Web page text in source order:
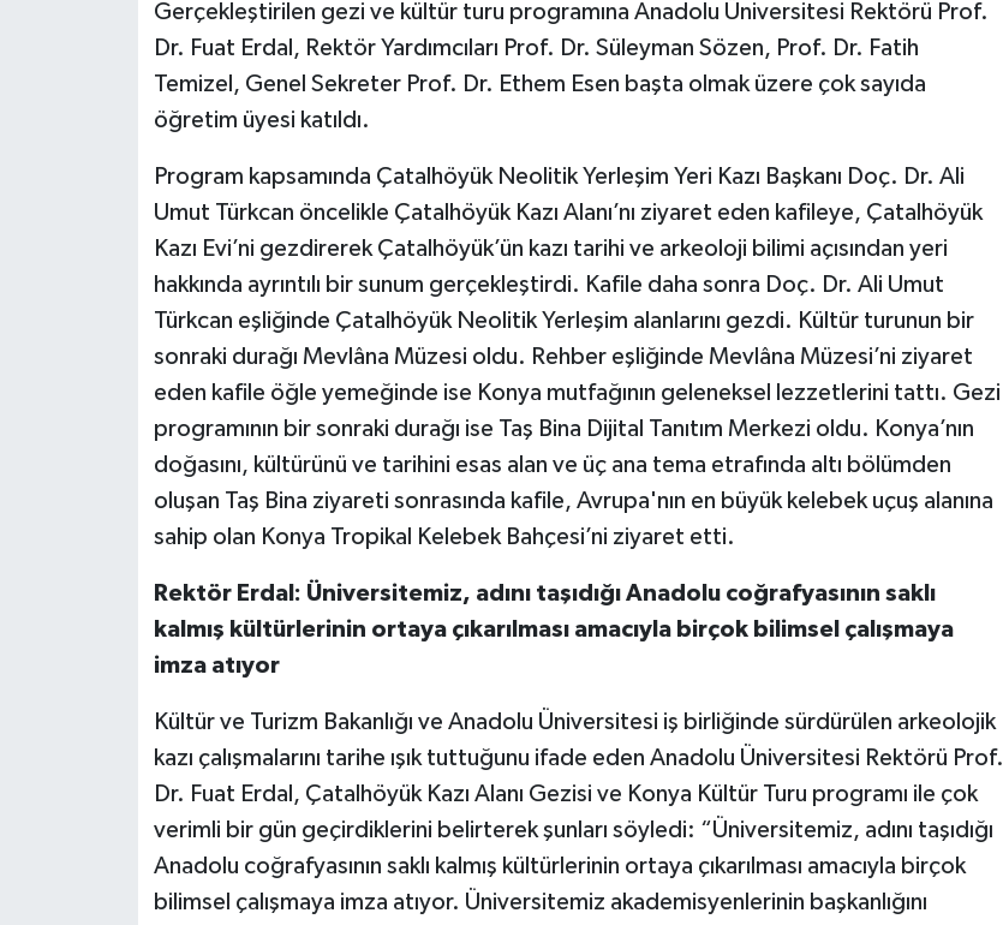
Gerçekleştirilen gezi ve kültür turu programına Anadolu Üniversitesi Rektörü Prof.
Dr. Fuat Erdal, Rektör Yardımcıları Prof. Dr. Süleyman Sözen, Prof. Dr. Fatih
Temizel, Genel Sekreter Prof. Dr. Ethem Esen başta olmak üzere çok sayıda
öğretim üyesi katıldı.
Program kapsamında Çatalhöyük Neolitik Yerleşim Yeri Kazı Başkanı Doç. Dr. Ali
Umut Türkcan öncelikle Çatalhöyük Kazı Alanı’nı ziyaret eden kafileye, Çatalhöyük
Kazı Evi’ni gezdirerek Çatalhöyük’ün kazı tarihi ve arkeoloji bilimi açısından yeri
hakkında ayrıntılı bir sunum gerçekleştirdi. Kafile daha sonra Doç. Dr. Ali Umut
Türkcan eşliğinde Çatalhöyük Neolitik Yerleşim alanlarını gezdi. Kültür turunun bir
sonraki durağı Mevlâna Müzesi oldu. Rehber eşliğinde Mevlâna Müzesi’ni ziyaret
eden kafile öğle yemeğinde ise Konya mutfağının geleneksel lezzetlerini tattı. Gezi
programının bir sonraki durağı ise Taş Bina Dijital Tanıtım Merkezi oldu. Konya’nın
doğasını, kültürünü ve tarihini esas alan ve üç ana tema etrafında altı bölümden
oluşan Taş Bina ziyareti sonrasında kafile, Avrupa'nın en büyük kelebek uçuş alanına
sahip olan Konya Tropikal Kelebek Bahçesi’ni ziyaret etti.
Rektör Erdal: Üniversitemiz, adını taşıdığı Anadolu coğrafyasının saklı
kalmış kültürlerinin ortaya çıkarılması amacıyla birçok bilimsel çalışmaya
imza atıyor
Kültür ve Turizm Bakanlığı ve Anadolu Üniversitesi iş birliğinde sürdürülen arkeolojik
kazı çalışmalarını tarihe ışık tuttuğunu ifade eden Anadolu Üniversitesi Rektörü Prof.
Dr. Fuat Erdal, Çatalhöyük Kazı Alanı Gezisi ve Konya Kültür Turu programı ile çok
verimli bir gün geçirdiklerini belirterek şunları söyledi: “Üniversitemiz, adını taşıdığı
Anadolu coğrafyasının saklı kalmış kültürlerinin ortaya çıkarılması amacıyla birçok
bilimsel çalışmaya imza atıyor. Üniversitemiz akademisyenlerinin başkanlığını